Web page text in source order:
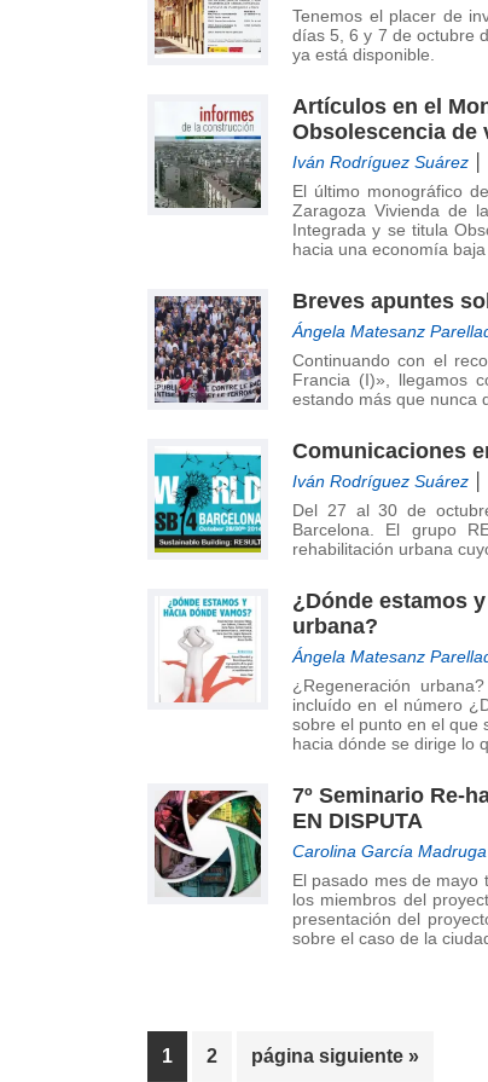
Tenemos el placer de
días 5, 6 y 7 de octubre
ya está disponible.
Artículos en el
Obsolescencia de
Iván Rodríguez Suárez
El último monográfico
Zaragoza Vivienda de
Integrada y se titula
hacia una economía
Breves apuntes
Ángela Matesanz
Continuando con el
Francia (I)», llegamos
estando más que nunca
Comunicaciones
Iván Rodríguez Suárez
Del 27 al 30 de
Barcelona. El grupo
rehabilitación urbana
¿Dónde estamos
urbana?
Ángela Matesanz
¿Regeneración
incluído en el número
sobre el punto en el que
hacia dónde se dirige lo
7º Seminario Re-
EN DISPUTA
Carolina García Madruga
El pasado mes de mayo
los miembros del
presentación del
sobre el caso de la
Página
1 Página
2
Ir
página siguiente »